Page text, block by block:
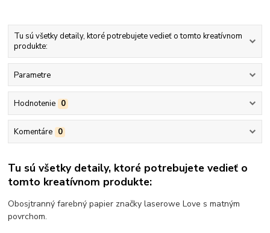
Tu sú všetky detaily, ktoré potrebujete vedieť o tomto kreatívnom
produkte:
Parametre
Hodnotenie 0
Komentáre 0
Tu sú všetky detaily, ktoré potrebujete vedieť o
tomto kreatívnom produkte:
Obosjtranný farebný papier značky laserowe Love s matným
povrchom.